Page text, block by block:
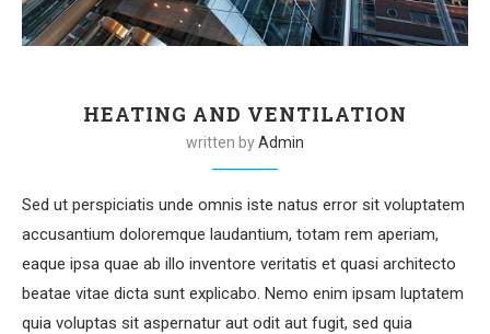
HEATING AND VENTILATION
written byAdmin
Sed ut perspiciatis unde omnis iste natus error sit voluptatem
accusantium doloremque laudantium, totam rem aperiam,
eaque ipsa quae ab illo inventore veritatis et quasi architecto
beatae vitae dicta sunt explicabo. Nemo enim ipsam luptatem
quia voluptas sit aspernatur aut odit aut fugit, sed quia